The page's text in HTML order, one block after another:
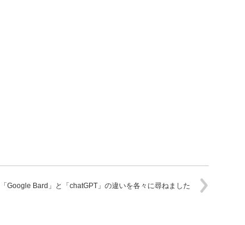
「Google Bard」と「chatGPT」の違いを各々に尋ねました